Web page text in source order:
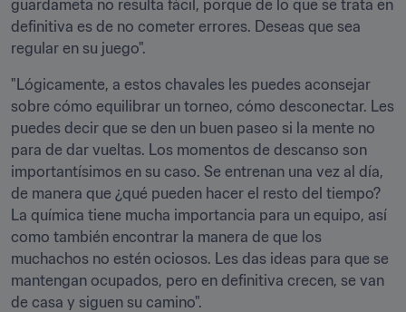
guardameta no resulta fácil, porque de lo que se trata en
definitiva es de no cometer errores. Deseas que sea
regular en su juego".
"Lógicamente, a estos chavales les puedes aconsejar
sobre cómo equilibrar un torneo, cómo desconectar. Les
puedes decir que se den un buen paseo si la mente no
para de dar vueltas. Los momentos de descanso son
importantísimos en su caso. Se entrenan una vez al día,
de manera que ¿qué pueden hacer el resto del tiempo?
La química tiene mucha importancia para un equipo, así
como también encontrar la manera de que los
muchachos no estén ociosos. Les das ideas para que se
mantengan ocupados, pero en definitiva crecen, se van
de casa y siguen su camino".